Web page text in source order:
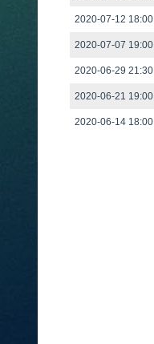
2020-07-12 18:00
2020-07-07 19:00
2020-06-29 21:30
2020-06-21 19:00
2020-06-14 18:00